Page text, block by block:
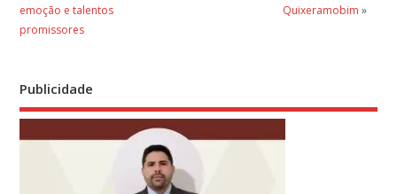
emoção e talentos
promissores
Quixeramobim »
Publicidade